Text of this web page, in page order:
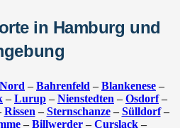
in Hamburg und
– Bahrenfeld – Blankenese –
– Lurup – Nienstedten – Osdorf–
Rissen – Sternschanze– Sülldorf–
– Billwerder – Curslack –